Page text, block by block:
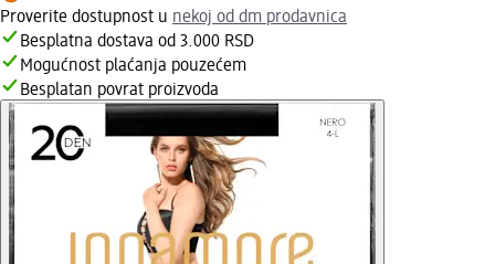
Proverite dostupnost u nekoj od dm prodavnica
Besplatna dostava od 3.000 RSD
Mogućnost plaćanja pouzećem
Besplatan povrat proizvoda